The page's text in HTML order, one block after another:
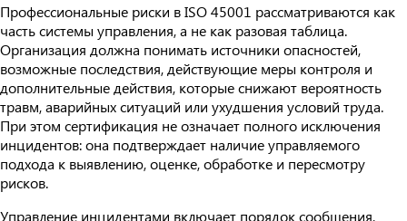
Профессиональные риски в ISO 45001 рассматриваются как
часть системы управления, а не как разовая таблица.
Организация должна понимать источники опасностей,
возможные последствия, действующие меры контроля и
дополнительные действия, которые снижают вероятность
травм, аварийных ситуаций или ухудшения условий труда.
При этом сертификация не означает полного исключения
инцидентов: она подтверждает наличие управляемого
подхода к выявлению, оценке, обработке и пересмотру
рисков.
Управление инцидентами включает порядок сообщения,